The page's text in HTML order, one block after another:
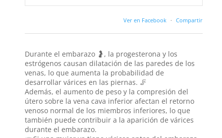
Ver en Facebook · Compartir
Durante el embarazo 🤰, la progesterona y los
estrógenos causan dilatación de las paredes de los
venas, lo que aumenta la probabilidad de
desarrollar várices en las piernas. 🦵
Además, el aumento de peso y la compresión del
útero sobre la vena cava inferior afectan el retorno
venoso normal de los miembros inferiores, lo que
también puede contribuir a la aparición de várices
durante el embarazo.